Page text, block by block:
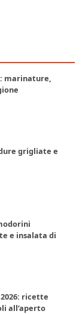
marinature,
grigliate e
e insalata di
ricette
all’aperto